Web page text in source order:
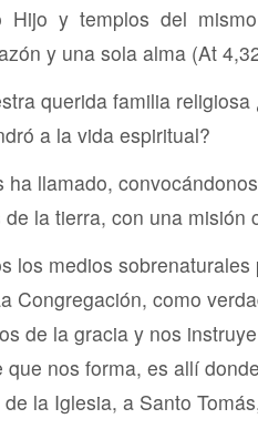
Hijo y templos del
y una sola alma (At
querida familia
a la vida espiritual?
ha llamado,
la tierra, con una misión
los medios sobrenaturales
Congregación, como
de la gracia y nos
nos forma, es allí
la Iglesia, a Santo